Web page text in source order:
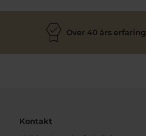
Over 40 års erfaring
Kontakt